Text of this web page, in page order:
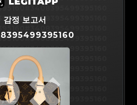
#3066123689299189
#3066123689299189
#3066123689299189
#3066123689299189
#3066123689299189
#3066123689299189
#3066123689299189
#3066123689299189
#3066123689299189
#3066123689299189
#3066123689299189
#3066123689299189
#3066123689299189
#3066123689299189
#3066123689299189
#3066123689299189
#3066123689299189
#3066123689299189
#3066123689299189
#3408395499395160
#3408395499395160
#3408395499395160
#3408395499395160
#3408395499395160
#3408395499395160
#3408395499395160
#3408395499395160
#3408395499395160
감정 보고서